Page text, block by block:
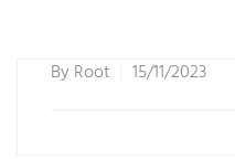
ByRoot 15/11/2023